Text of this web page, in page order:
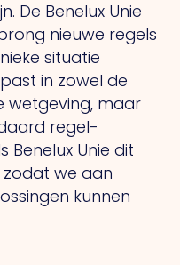
De Benelux Unie
nieuwe regels
situatie
in zowel de
wetgeving, maar
regel­
Benelux Unie dit
we aan
kunnen